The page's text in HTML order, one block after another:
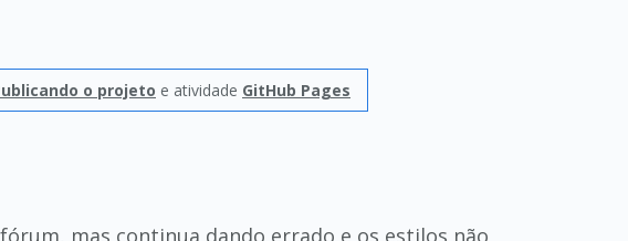
o projeto e atividade GitHub Pages
mas continua dando errado e os estilos não